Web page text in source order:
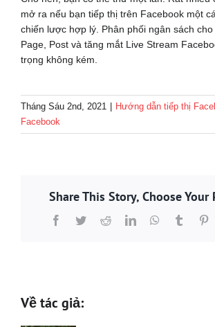
mở ra nếu bạn tiếp thị trên Facebook một
chiến lược hợp lý. Phân phối ngân sách
Page, Post và tăng mắt Live Stream
trọng không kém.
Tháng Sáu 2nd, 2021 Hướng dẫn tiếp thị
Facebook
Share This Story, Choose Your
Facebook
TwitterRedditLinkedInWhatsApp
Tumblr
Về tác giả: